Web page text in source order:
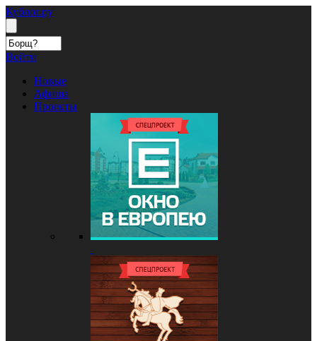
Кублог.ру
Войти
Новые
Афиша
Проекты